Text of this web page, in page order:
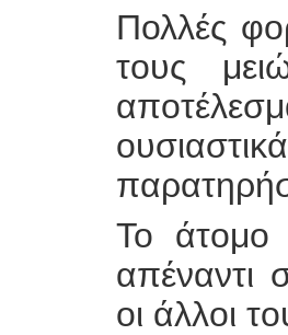
Πολλές
τους
Το άτομο
απέναντι
οι άλλοι